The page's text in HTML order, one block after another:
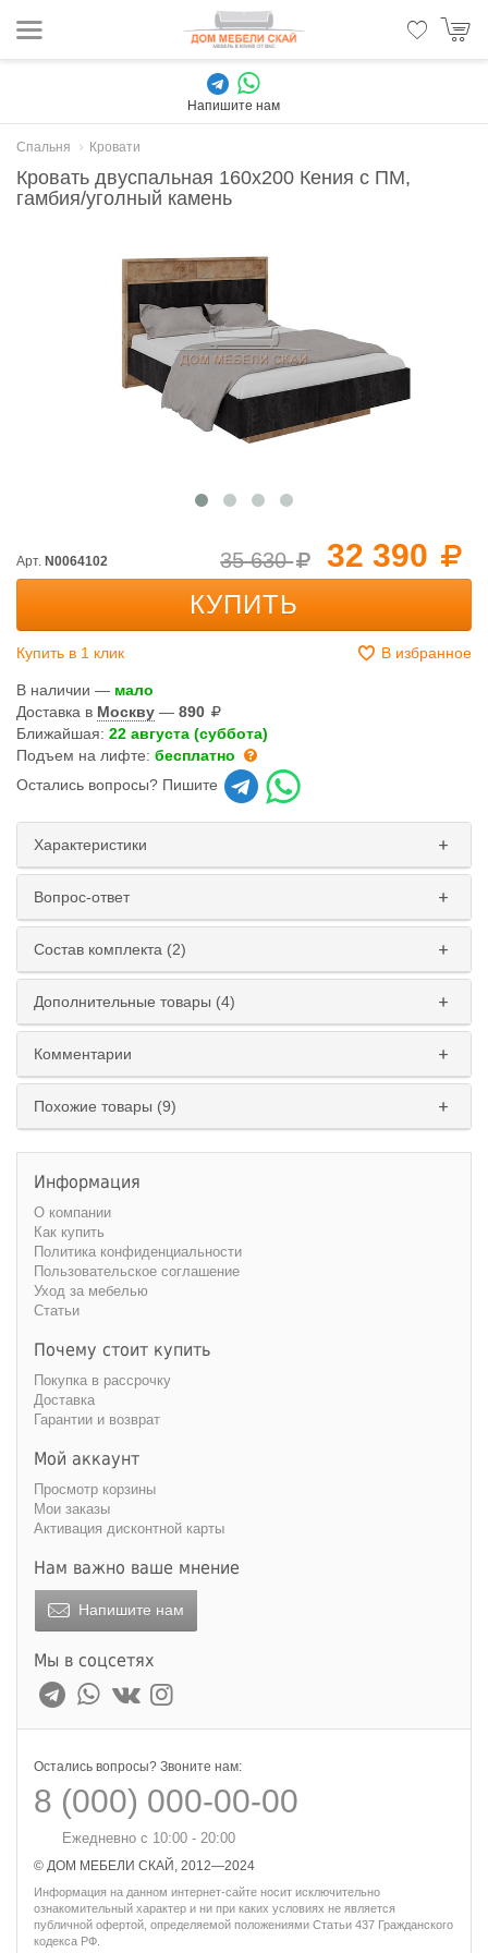
Напишите нам
Спальня Кровати
Кровать двуспальная 160x200 Кения с ПМ,
гамбия/уголный камень
32 390
35 630
Арт. N0064102
КУПИТЬ
Купить в 1 клик В избранное
В наличии — мало
Доставка в Москву — 890
Ближайшая: 22 августа (суббота)
Подъем на лифте: бесплатно
Остались вопросы? Пишите
Характеристики
Вопрос-ответ
Состав комплекта (2)
Дополнительные товары (4)
Комментарии
Похожие товары (9)
Информация
О компании
Как купить
Политика конфиденциальности
Пользовательское соглашение
Уход за мебелью
Статьи
Почему стоит купить
Покупка в рассрочку
Доставка
Гарантии и возврат
Мой аккаунт
Просмотр корзины
Мои заказы
Активация дисконтной карты
Нам важно ваше мнение
Напишите нам
Мы в соцсетях
Остались вопросы? Звоните нам:
8 (000) 000-00-00
Ежедневно с 10:00 - 20:00
© ДОМ МЕБЕЛИ СКАЙ, 2012—2024
Информация на данном интернет-сайте носит исключительно
ознакомительный характер и ни при каких условиях не является
публичной офертой, определяемой положениями Статьи 437 Гражданского
кодекса РФ.